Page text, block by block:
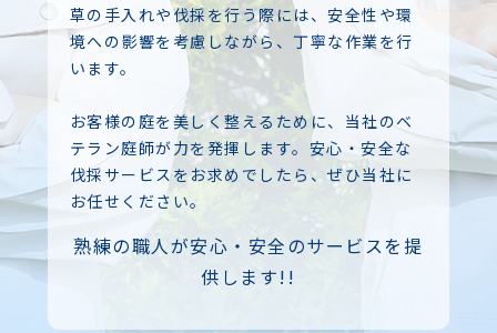
草の手入れや伐採を行う際には、安全性や環
境への影響を考慮しながら、丁寧な作業を行
います。
お客様の庭を美しく整えるために、当社のベ
テラン庭師が力を発揮します。安心・安全な
伐採サービスをお求めでしたら、ぜひ当社に
お任せください。
熟練の職人が安心・安全のサービスを提
供します!!